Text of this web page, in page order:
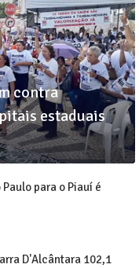
contra
estaduais
para o Piauí é
D'Alcântara 102,1